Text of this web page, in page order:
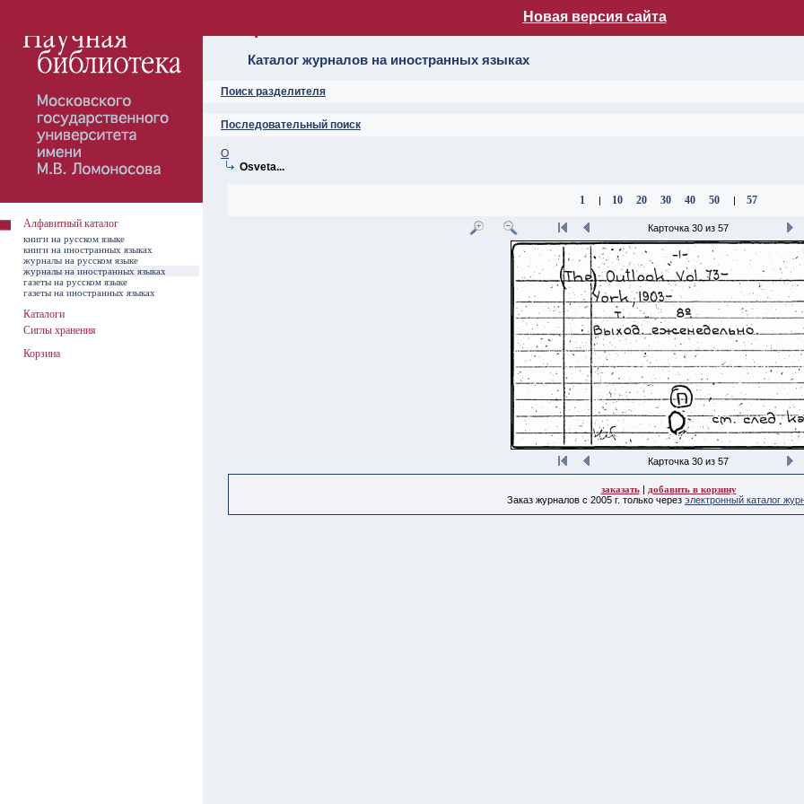
Новая версия сайта
Каталог журналов на иностранных языках
Поиск разделителя
Последовательный поиск
O
Osveta...
1 | 10 20 30 40 50 | 57
Карточка 30 из 57
Карточка 30 из 57
заказать| добавить в корзину
Заказ журналов с 2005 г. только через электронный каталог
Алфавитный каталог
книги на русском языке
книги на иностранных языках
журналы на русском языке
журналы на иностранных языках
газеты на русском языке
газеты на иностранных языках
Каталоги
Сиглы хранения
Корзина